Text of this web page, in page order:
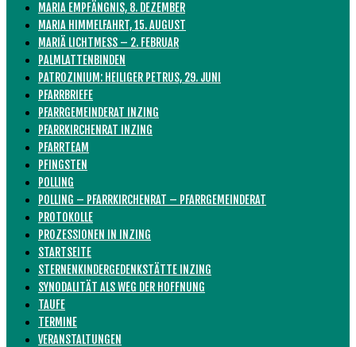
MARIA EMPFÄNGNIS, 8. DEZEMBER
MARIA HIMMELFAHRT, 15. AUGUST
MARIÄ LICHTMESS – 2. FEBRUAR
PALMLATTENBINDEN
PATROZINIUM: HEILIGER PETRUS, 29. JUNI
PFARRBRIEFE
PFARRGEMEINDERAT INZING
PFARRKIRCHENRAT INZING
PFARRTEAM
PFINGSTEN
POLLING
POLLING – PFARRKIRCHENRAT – PFARRGEMEINDERAT
PROTOKOLLE
PROZESSIONEN IN INZING
STARTSEITE
STERNENKINDERGEDENKSTÄTTE INZING
SYNODALITÄT ALS WEG DER HOFFNUNG
TAUFE
TERMINE
VERANSTALTUNGEN